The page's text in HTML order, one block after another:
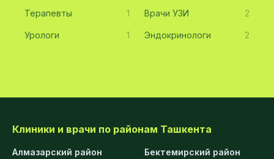
Терапевты 1 Врачи УЗИ 2
Урологи 1 Эндокринологи 2
Клиники и врачи по районам Ташкента
Алмазарский район
Бектемирский район